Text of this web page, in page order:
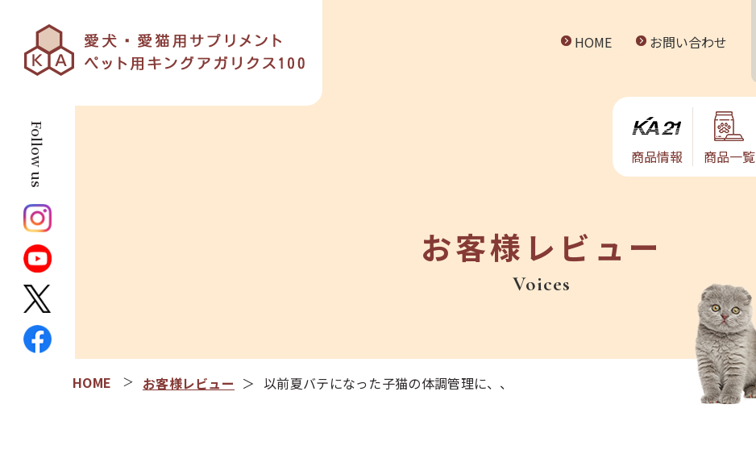
HOME お問い合わせ
商品情報 商品⼀覧
お客様レビュー
Voices
お客様レビュー 以前夏バテになった子猫の体調管理に、、
Follow us